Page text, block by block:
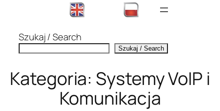
Szukaj / Search
Szukaj / Search
Kategoria: Systemy VoIP i
Komunikacja